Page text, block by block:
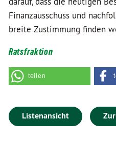
Finanzausschuss und
breite Zustimmung finden
Ratsfraktion
teilen
Listenansicht